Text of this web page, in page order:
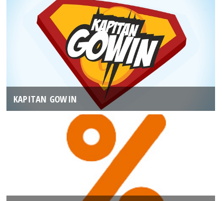
KAPITAN GOWIN